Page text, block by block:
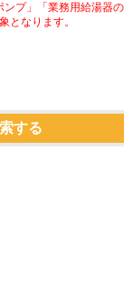
プ」「業務用給湯器の
となります。
する